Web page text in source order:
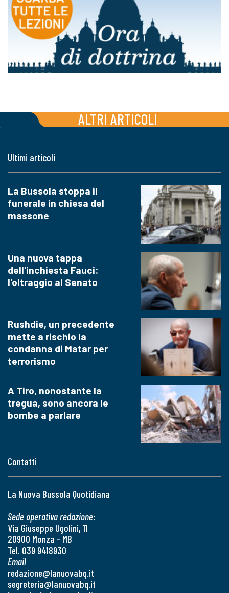
ALTRI ARTICOLI
Contatti
La Nuova Bussola Quotidiana
Sede operativa redazione:
Via Giuseppe Ugolini, 11
20900 Monza - MB
Tel. 039 9418930
Email
redazione@lanuovabq.it
segreteria@lanuovabq.it
Ultimi articoli
La Bussola stoppa il
funerale in chiesa del
massone
Una nuova tappa
dell'inchiesta Fauci:
l'oltraggio al Senato
Rushdie, un precedente
mette a rischio la
condanna di Matar per
terrorismo
A Tiro, nonostante la
tregua, sono ancora le
bombe a parlare